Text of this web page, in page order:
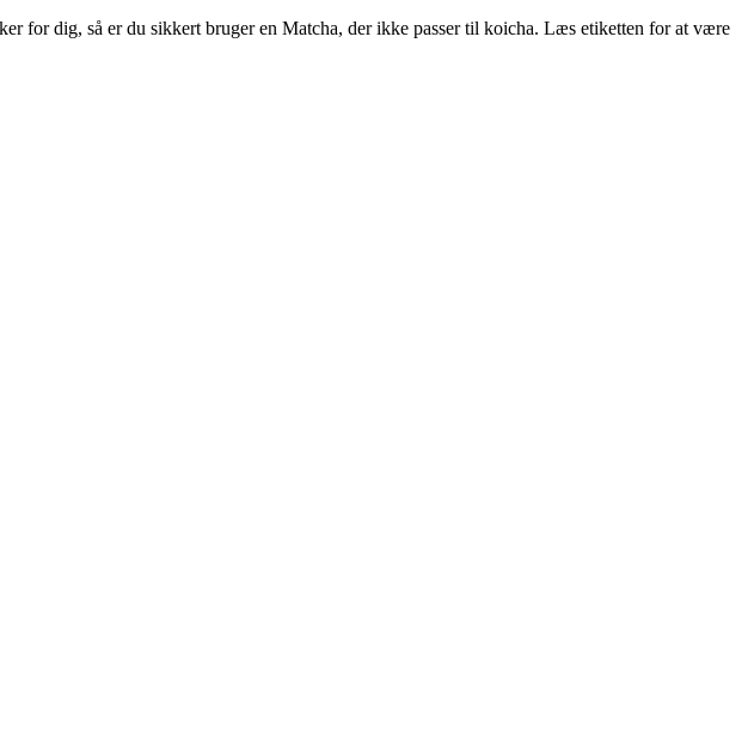
for dig, så er du sikkert bruger en Matcha, der ikke passer til koicha. Læs etiketten for at være